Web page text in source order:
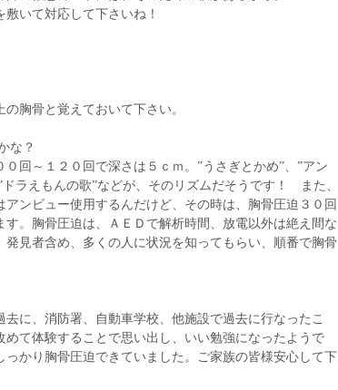
いて対応して下さいね！
胸骨と覚えておいて下さい。
な？
回～１２０回で深さは５ｃｍ。”うさぎとかめ”、”アン
ラえもんの歌”などが、そのリズムだそうです！ また、
ンビュー使用するんだけど、その時は、胸骨圧迫３０回
。胸骨圧迫は、ＡＥＤで解析時間、放電以外は絶え間な
見者含め、多くの人に状況を知ってもらい、順番で胸骨
に、消防署、自動車学校、他施設で過去に行なったこ
て体験することで思い出し、いい勉強になったようで
かり胸骨圧迫できていました。ご家族の皆様安心して下